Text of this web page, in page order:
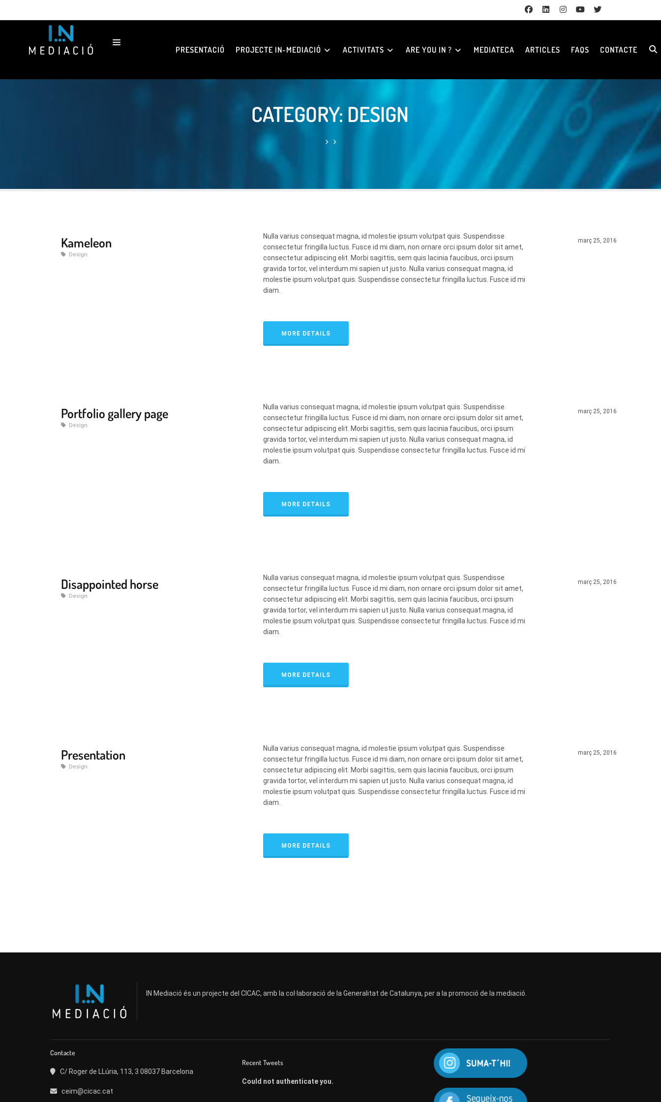
PRESENTACIÓ PROJECTE IN-MEDIACIÓ ACTIVITATS ARE YOU IN ? MEDIATECA ARTICLES FAQS CONTACTE
CATEGORY: DESIGN
Kameleon
Design
març 25, 2016
Nulla varius consequat magna, id molestie ipsum volutpat quis. Suspendisse
consectetur fringilla luctus. Fusce id mi diam, non ornare orci ipsum dolor sit amet,
consectetur adipiscing elit. Morbi sagittis, sem quis lacinia faucibus, orci ipsum
gravida tortor, vel interdum mi sapien ut justo. Nulla varius consequat magna, id
molestie ipsum volutpat quis. Suspendisse consectetur fringilla luctus. Fusce id mi
diam.
MORE DETAILS
Portfolio gallery page
Design
març 25, 2016
Nulla varius consequat magna, id molestie ipsum volutpat quis. Suspendisse
consectetur fringilla luctus. Fusce id mi diam, non ornare orci ipsum dolor sit amet,
consectetur adipiscing elit. Morbi sagittis, sem quis lacinia faucibus, orci ipsum
gravida tortor, vel interdum mi sapien ut justo. Nulla varius consequat magna, id
molestie ipsum volutpat quis. Suspendisse consectetur fringilla luctus. Fusce id mi
diam.
MORE DETAILS
Disappointed horse
Design
març 25, 2016
Nulla varius consequat magna, id molestie ipsum volutpat quis. Suspendisse
consectetur fringilla luctus. Fusce id mi diam, non ornare orci ipsum dolor sit amet,
consectetur adipiscing elit. Morbi sagittis, sem quis lacinia faucibus, orci ipsum
gravida tortor, vel interdum mi sapien ut justo. Nulla varius consequat magna, id
molestie ipsum volutpat quis. Suspendisse consectetur fringilla luctus. Fusce id mi
diam.
MORE DETAILS
Presentation
Design
març 25, 2016
Nulla varius consequat magna, id molestie ipsum volutpat quis. Suspendisse
consectetur fringilla luctus. Fusce id mi diam, non ornare orci ipsum dolor sit amet,
consectetur adipiscing elit. Morbi sagittis, sem quis lacinia faucibus, orci ipsum
gravida tortor, vel interdum mi sapien ut justo. Nulla varius consequat magna, id
molestie ipsum volutpat quis. Suspendisse consectetur fringilla luctus. Fusce id mi
diam.
MORE DETAILS
IN Mediació és un projecte del CICAC, amb la col·laboració de la Generalitat de Catalunya, per a la promoció de la mediació.
Contacte
C/ Roger de LLúria, 113, 3 08037 Barcelona
ceim@cicac.cat
Recent Tweets
Could not authenticate you.